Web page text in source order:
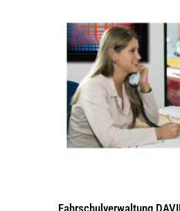
Fahrschulverwaltung